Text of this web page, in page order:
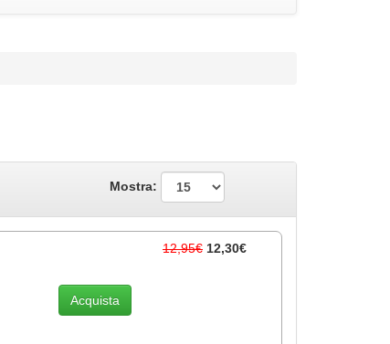
Mostra:
12,95€ 12,30€
Acquista